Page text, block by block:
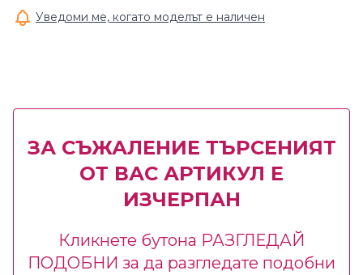
Уведоми ме, когато моделът е наличен
ЗА СЪЖАЛЕНИЕ ТЪРСЕНИЯТ
ОТ ВАС АРТИКУЛ Е
ИЗЧЕРПАН
Кликнете бутона РАЗГЛЕДАЙ
ПОДОБНИ за да разгледате подобни